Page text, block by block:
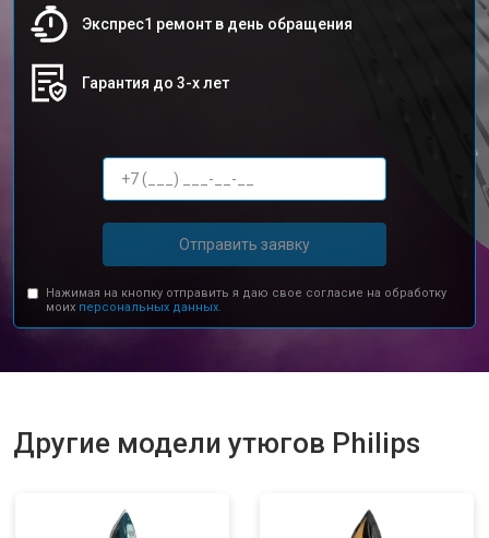
Экспрес1 ремонт в день обращения
Гарантия до 3-х лет
Отправить заявку
Нажимая на кнопку отправить я даю свое согласие на обработку
моих персональных данных.
Другие модели утюгов Philips